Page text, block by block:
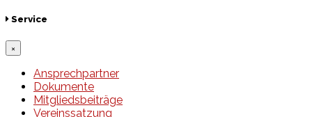
Service
×
Ansprechpartner
Dokumente
Mitgliedsbeiträge
Vereinssatzung